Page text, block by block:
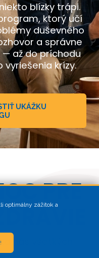
blízky trápi.
ktorý učí
duševného
a správne
až do príchodu
krízy.
UKÁŽKU
PRE
nás všetkých
optimálny zážitok a